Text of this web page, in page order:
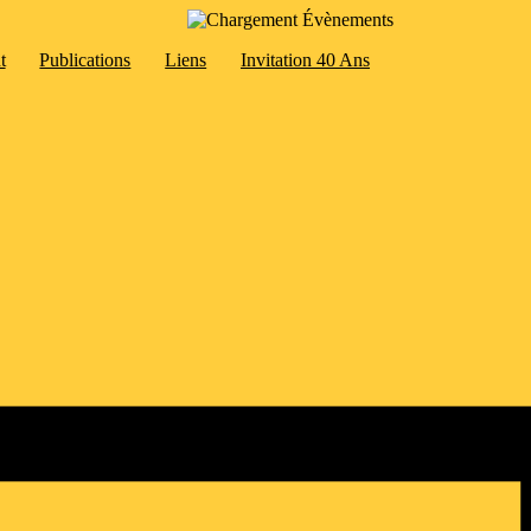
Publications Liens Invitation 40 Ans